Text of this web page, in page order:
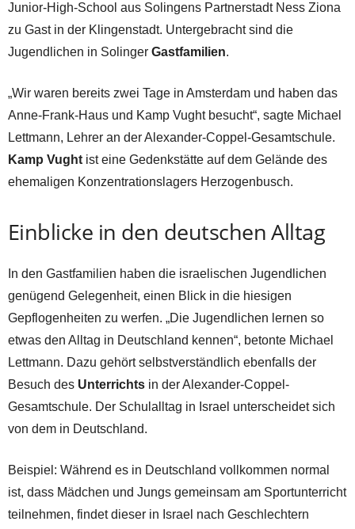
Junior-High-School aus Solingens Partnerstadt Ness Ziona
zu Gast in der Klingenstadt. Untergebracht sind die
Jugendlichen in Solinger Gastfamilien.
„Wir waren bereits zwei Tage in Amsterdam und haben das
Anne-Frank-Haus und Kamp Vught besucht“, sagte Michael
Lettmann, Lehrer an der Alexander-Coppel-Gesamtschule.
Kamp Vughtist eine Gedenkstätte auf dem Gelände des
ehemaligen Konzentrationslagers Herzogenbusch.
Einblicke in den deutschen Alltag
In den Gastfamilien haben die israelischen Jugendlichen
genügend Gelegenheit, einen Blick in die hiesigen
Gepflogenheiten zu werfen. „Die Jugendlichen lernen so
etwas den Alltag in Deutschland kennen“, betonte Michael
Lettmann. Dazu gehört selbstverständlich ebenfalls der
Besuch des Unterrichts in der Alexander-Coppel-
Gesamtschule. Der Schulalltag in Israel unterscheidet sich
von dem in Deutschland.
Beispiel: Während es in Deutschland vollkommen normal
ist, dass Mädchen und Jungs gemeinsam am Sportunterricht
teilnehmen, findet dieser in Israel nach Geschlechtern